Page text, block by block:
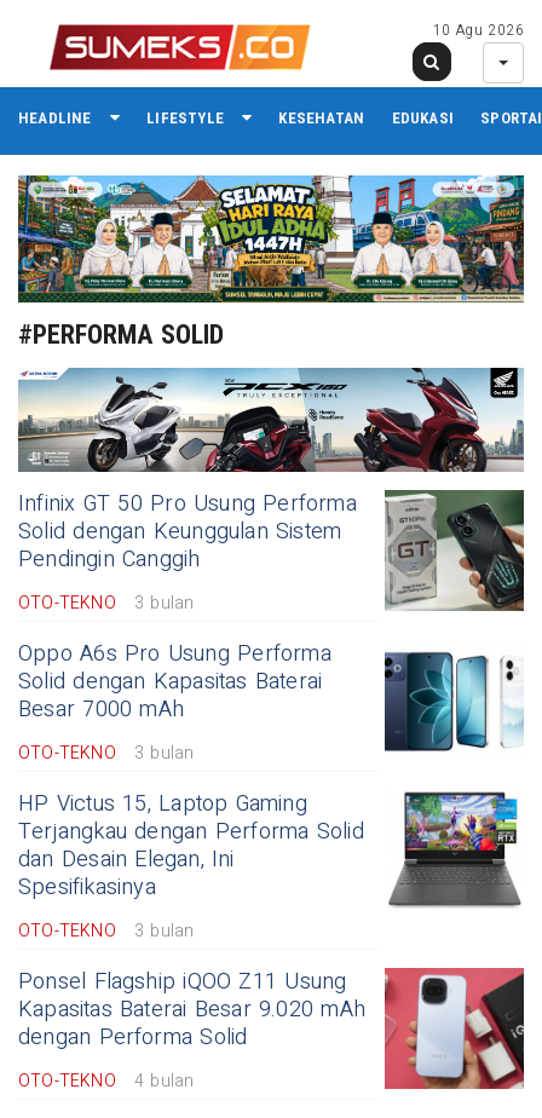
10 Agu 2026
HEADLINE LIFESTYLE KESEHATAN EDUKASI
#PERFORMA SOLID
Infinix GT 50 Pro Usung Performa
Solid dengan Keunggulan Sistem
Pendingin Canggih
OTO-TEKNO 3 bulan
Oppo A6s Pro Usung Performa
Solid dengan Kapasitas Baterai
Besar 7000 mAh
OTO-TEKNO 3 bulan
HP Victus 15, Laptop Gaming
Terjangkau dengan Performa Solid
dan Desain Elegan, Ini
Spesifikasinya
OTO-TEKNO 3 bulan
Ponsel Flagship iQOO Z11 Usung
Kapasitas Baterai Besar 9.020 mAh
dengan Performa Solid
OTO-TEKNO 4 bulan